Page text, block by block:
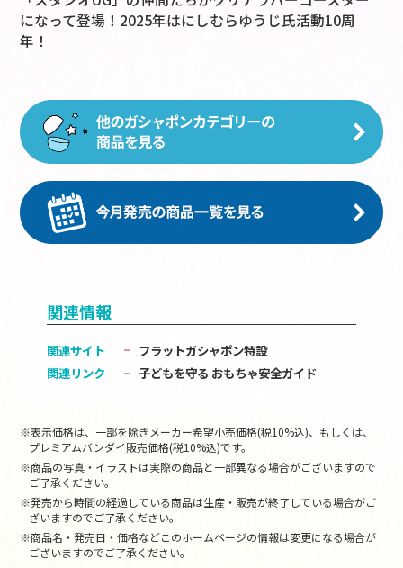
になって登場！2025年はにしむらゆうじ氏活動10周
年！
関連情報
関連サイト
フラットガシャポン特設
関連リンク
子どもを守る おもちゃ安全ガイド
※表示価格は、一部を除きメーカー希望小売価格(税10%込)、もしくは、
プレミアムバンダイ販売価格(税10%込)です。
※商品の写真・イラストは実際の商品と一部異なる場合がございますので
ご了承ください。
※発売から時間の経過している商品は生産・販売が終了している場合がご
ざいますのでご了承ください。
※商品名・発売日・価格などこのホームページの情報は変更になる場合が
ございますのでご了承ください。